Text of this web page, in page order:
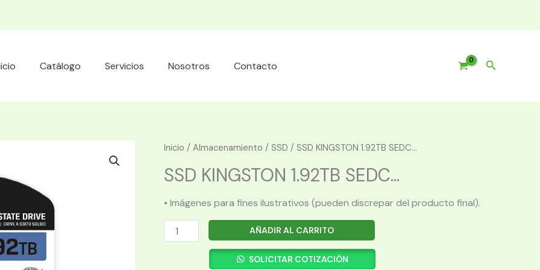
Catálogo Servicios Nosotros Contacto Buscar
Inicio / Almacenamiento / SSD / SSD KINGSTON 1.92TB SEDC...
SSD KINGSTON 1.92TB SEDC...
• Imágenes para fines ilustrativos (pueden discrepar del producto final).
SSD
KINGSTON
AÑADIR AL CARRITO
SOLICITAR COTIZACIÓN